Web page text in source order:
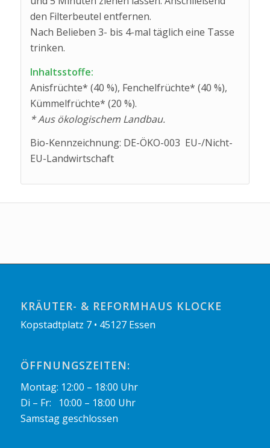
den Filterbeutel entfernen.
Nach Belieben 3- bis 4-mal täglich eine Tasse
trinken.
Inhaltsstoffe:
Anisfrüchte* (40 %), Fenchelfrüchte* (40 %),
Kümmelfrüchte* (20 %).
* Aus ökologischem Landbau.
Bio-Kennzeichnung: DE-ÖKO-003 EU-/Nicht-
EU-Landwirtschaft
KRÄUTER- & REFORMHAUS KLOCKE
Kopstadtplatz 7 • 45127 Essen
ÖFFNUNGSZEITEN:
Montag: 12:00 – 18:00 Uhr
Di – Fr: 10:00 – 18:00 Uhr
Samstag geschlossen